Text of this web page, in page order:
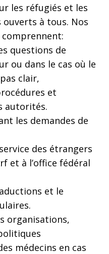
les réfugiés et les
à tous. Nos
questions de
ou dans le cas où le
clair,
et
autorités.
les demandes de
des étrangers
et à l’office fédéral
et le
organisations,
médecins en cas